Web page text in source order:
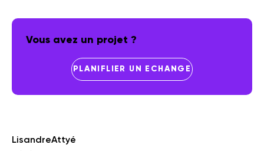
Vous avez un projet ?
PLANIFLIER UN ECHANGE
LisandreAttyé